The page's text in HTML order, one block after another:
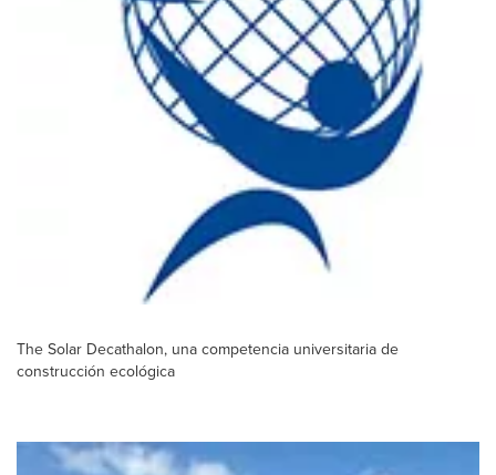
The Solar Decathalon, una competencia universitaria de
construcción ecológica